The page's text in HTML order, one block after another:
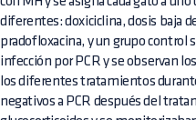
diferentes: doxiciclina, dosis baja
pradofloxacina, y un grupo control
infección por PCR y se observan
los diferentes tratamientos
negativos a PCR después del